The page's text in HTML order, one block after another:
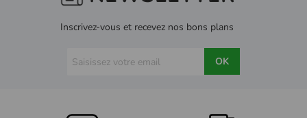
Inscrivez-vous et recevez nos bons plans
OK